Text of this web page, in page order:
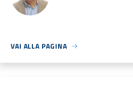
VAI ALLA PAGINA